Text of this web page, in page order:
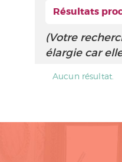
Résultats
(Votre
élargie car
Aucun résultat.